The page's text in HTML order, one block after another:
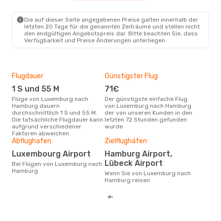
Die auf dieser Seite angegebenen Preise galten innerhalb der
letzten 20 Tage für die genannten Zeiträume und stellen nicht
den endgültigen Angebotspreis dar. Bitte beachten Sie, dass
Verfügbarkeit und Preise Änderungen unterliegen.
Flugdauer
1 S und 55 M
Flüge von Luxemburg nach
Hamburg dauern
durchschnittlich 1 S und 55 M.
Die tatsächliche Flugdauer kann
aufgrund verschiedener
Faktoren abweichen.
Günstigster Flug
71€
Der günstigste einfache Flug
von Luxemburg nach Hamburg
der von unseren Kunden in den
letzten 72 Stunden gefunden
wurde
Abflughafen
Luxembourg Airport
Bei Flügen von Luxemburg nach
Hamburg
Zielflughäfen
Hamburg Airport,
Lübeck Airport
Wenn Sie von Luxemburg nach
Hamburg reisen